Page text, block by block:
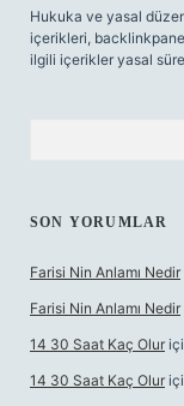
Hukuka ve yasal
içerikleri,
ilgili içerikler yasal
SON YORUMLAR
Farisi Nin Anlamı Nedir
Farisi Nin Anlamı Nedir
14 30 Saat Kaç Olur
14 30 Saat Kaç Olur